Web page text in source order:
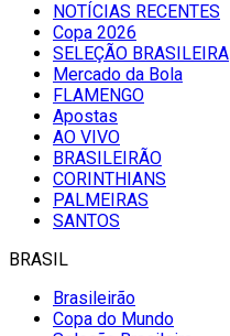
NOTÍCIAS RECENTES
Copa 2026
SELEÇÃO BRASILEIRA
Mercado da Bola
FLAMENGO
Apostas
AO VIVO
BRASILEIRÃO
CORINTHIANS
PALMEIRAS
SANTOS
BRASIL
Brasileirão
Copa do Mundo